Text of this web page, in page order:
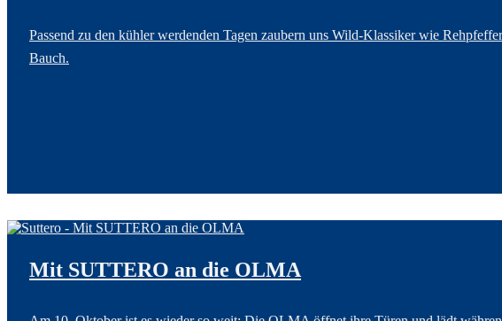
Passend zu den kühler werdenden Tagen zaubern uns Wild-Klassiker wie
Bauch.
Mit SUTTERO an die OLMA